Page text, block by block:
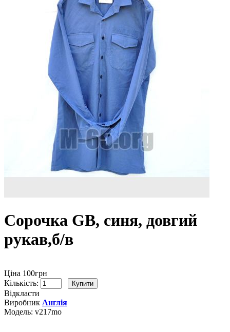
Сорочка GB, синя, довгий
рукав,б/в
Ціна 100грн
Кількість:
Відкласти
Виробник Англія
Модель: v217mo